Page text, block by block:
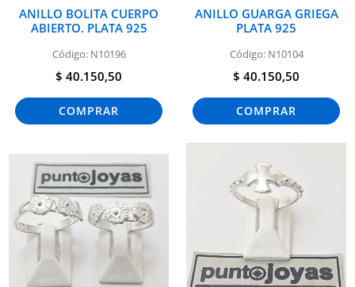
ANILLO BOLITA CUERPO
ABIERTO. PLATA 925
Código: N10196
$ 40.150,50
COMPRAR
ANILLO GUARGA GRIEGA
PLATA 925
Código: N10104
$ 40.150,50
COMPRAR